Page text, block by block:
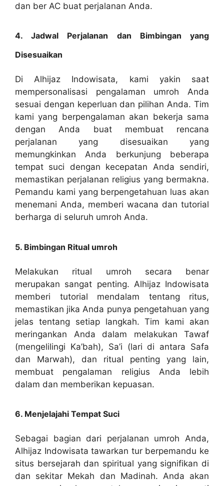
dan ber AC buat perjalanan Anda.
4. Jadwal Perjalanan dan Bimbingan yang
Disesuaikan
Di Alhijaz Indowisata, kami yakin saat
mempersonalisasi pengalaman umroh Anda
sesuai dengan keperluan dan pilihan Anda. Tim
kami yang berpengalaman akan bekerja sama
dengan Anda buat membuat rencana
perjalanan yang disesuaikan yang
memungkinkan Anda berkunjung beberapa
tempat suci dengan kecepatan Anda sendiri,
memastikan perjalanan religius yang bermakna.
Pemandu kami yang berpengetahuan luas akan
menemani Anda, memberi wacana dan tutorial
berharga di seluruh umroh Anda.
5. Bimbingan Ritual umroh
Melakukan ritual umroh secara benar
merupakan sangat penting. Alhijaz Indowisata
memberi tutorial mendalam tentang ritus,
memastikan jika Anda punya pengetahuan yang
jelas tentang setiap langkah. Tim kami akan
meringankan Anda dalam melakukan Tawaf
(mengelilingi Ka’bah), Sa’i (lari di antara Safa
dan Marwah), dan ritual penting yang lain,
membuat pengalaman religius Anda lebih
dalam dan memberikan kepuasan.
6. Menjelajahi Tempat Suci
Sebagai bagian dari perjalanan umroh Anda,
Alhijaz Indowisata tawarkan tur berpemandu ke
situs bersejarah dan spiritual yang signifikan di
dan sekitar Mekah dan Madinah. Anda akan